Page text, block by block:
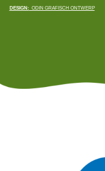
DESIGN: ODIN GRAFISCH ONTWERP